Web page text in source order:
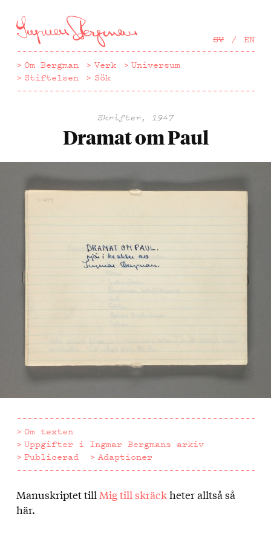
till
huvudinnehåll
SV EN
Om Bergman Verk
Universum
Stiftelsen
Sök
Skrifter, 1947
Dramat om Paul
Om texten
Uppgifter i Ingmar Bergmans arkiv
Publicerad
Adaptioner
Om
texten
Manuskriptet tillMig till skräckheter alltså så
här.